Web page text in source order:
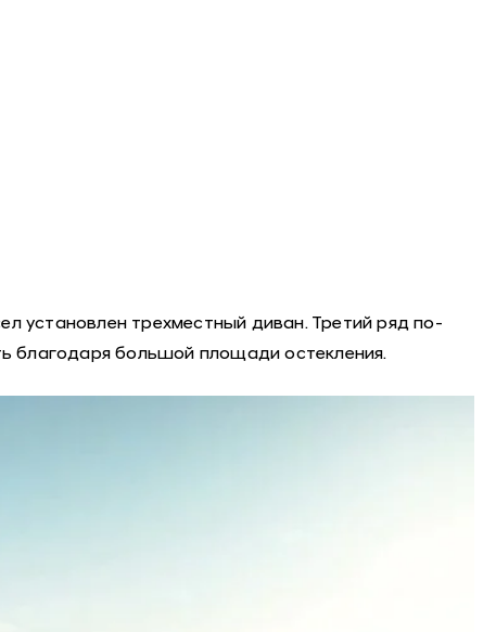
установлен трехместный диван. Третий ряд по-
благодаря большой площади остекления.